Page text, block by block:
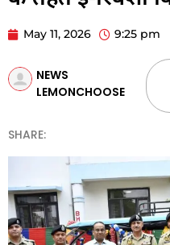
May 11, 2026 9:25 pm
NEWS
LEMONCHOOSE
SHARE: